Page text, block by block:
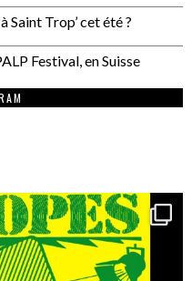
Saint Trop’ cet été ?
Festival, en Suisse